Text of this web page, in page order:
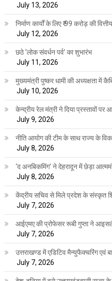
July 13, 2026
निर्माण कार्यों के लिए ₹ 99 करोड़ की
July 12, 2026
छठे ‘लोक संवर्धन पर्व’ का शुभारंभ
July 11, 2026
मुख्यमंत्री पुष्कर धामी की अध्यक्षता में
July 10, 2026
केन्द्रीय रेल मंत्री ने दिया प्रस्तावों
July 9, 2026
नीति आयोग की टीम के साथ राज्य के
July 8, 2026
‘द अनबिकमिंग’ ने देहरादून में छेड़ा
July 8, 2026
केंद्रीय सचिव से मिले प्रदेश के संस्कृत
July 7, 2026
आईएमए की प्रोफेसर रूबी गुप्ता ने
July 7, 2026
उत्तराखण्ड में एडिटिव मैन्युफैक्चरिंग एवं
July 7, 2026